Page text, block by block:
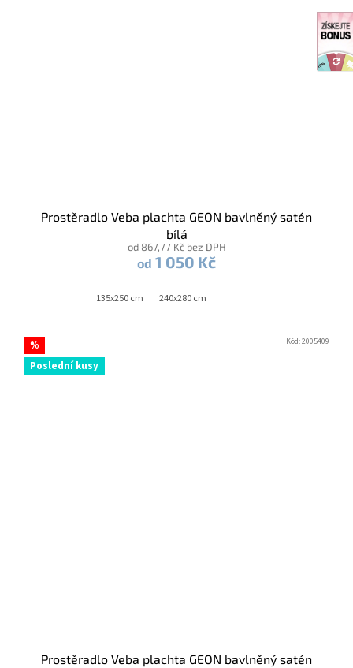
Prostěradlo Veba plachta GEON bavlněný satén
bílá
od 867,77 Kč bez DPH
od 1 050 Kč
135x250 cm 240x280 cm
%
Poslední kusy
Prostěradlo Veba plachta GEON bavlněný satén
Kód:2005409